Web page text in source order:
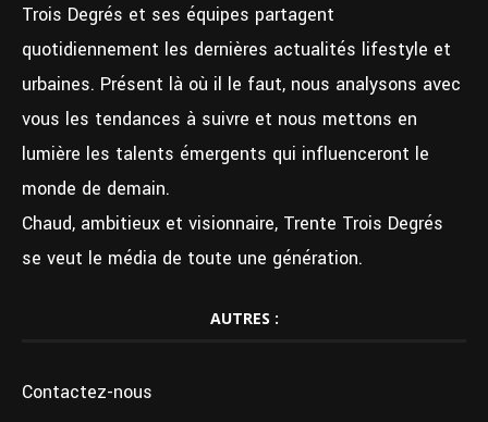
Trois Degrés et ses équipes partagent
quotidiennement les dernières actualités lifestyle et
urbaines. Présent là où il le faut, nous analysons avec
vous les tendances à suivre et nous mettons en
lumière les talents émergents qui influenceront le
monde de demain.
Chaud, ambitieux et visionnaire, Trente Trois Degrés
se veut le média de toute une génération.
AUTRES :
Contactez-nous